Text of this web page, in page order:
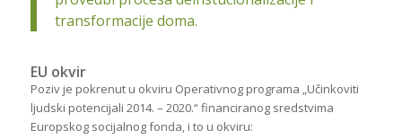
transformacije doma.
EU okvir
Poziv je pokrenut u okviru Operativnog programa „Učinkoviti
ljudski potencijali 2014. – 2020.“ financiranog sredstvima
Europskog socijalnog fonda, i to u okviru: